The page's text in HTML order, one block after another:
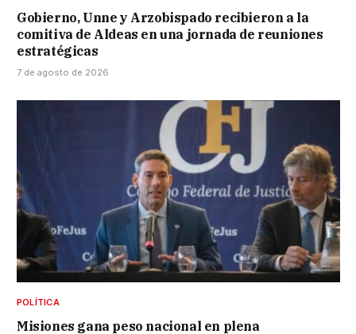
Gobierno, Unne y Arzobispado recibieron a la
comitiva de Aldeas en una jornada de reuniones
estratégicas
7 de agosto de 2026
POLÍTICA
Misiones gana peso nacional en plena